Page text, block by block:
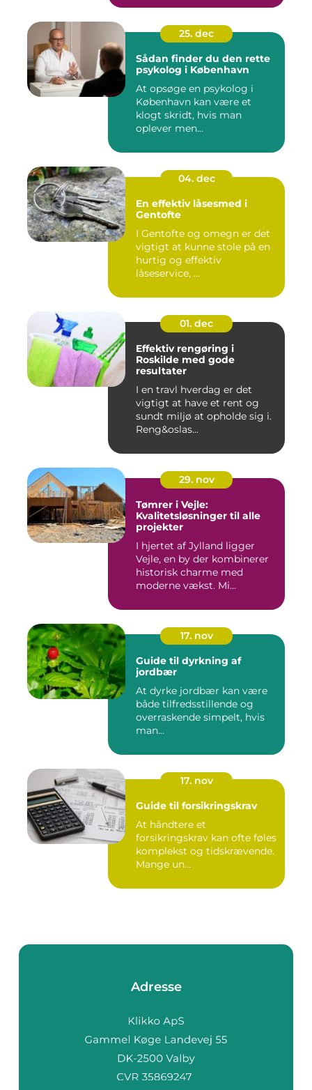
25. dec
Sådan finder du den rette
psykolog i København
At opsøge en psykolog i
København kan være et
klogt skridt, hvis man
oplever men...
04. dec
En effektiv låsesmed i
Gentofte
I Gentofte og omegn er det
vigtigt at kunne stole på en
hurtig og effektiv
låseservice, ...
01. dec
Effektiv rengøring i
Roskilde med gode
resultater
I en travl hverdag er det
vigtigt at have et rent og
sundt miljø at opholde sig i.
Reng&oslas...
29. nov
Tømrer i Vejle:
Kvalitetsløsninger til alle
projekter
I hjertet af Jylland ligger
Vejle, en by der kombinerer
historisk charme med
moderne vækst. Mi...
17. nov
Guide til dyrkning af
jordbær
At dyrke jordbær kan være
både tilfredsstillende og
overraskende simpelt, hvis
man...
17. nov
Guide til forsikringskrav
At håndtere et
forsikringskrav kan ofte føles
komplekst og tidskrævende.
Mange un...
Adresse